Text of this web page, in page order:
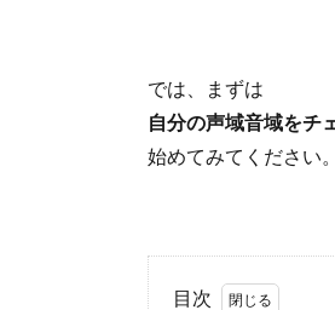
では、まずは
自分の声域音域をチ
始めてみてください。
目次